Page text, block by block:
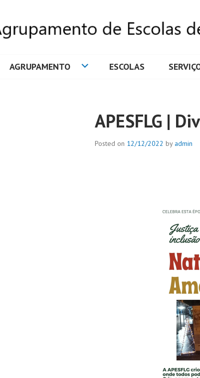
AGRUPAMENTO ESCOLAS
APESFLG |
Posted on 12/12/2022 by admin